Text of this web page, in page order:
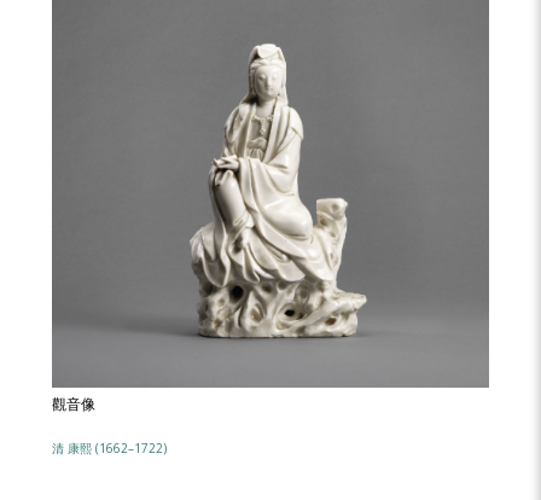
觀音像
清 康熙 (1662–1722)